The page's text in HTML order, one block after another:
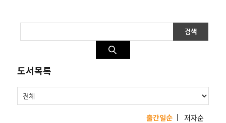
도서목록
출간일순 저자순